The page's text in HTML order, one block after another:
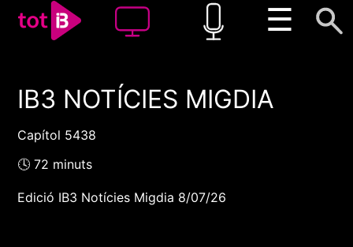
☰
00:00 00:00
IB3 NOTÍCIES MIGDIA
Capítol 5438
🕓 72 minuts
Edició IB3 Notícies Migdia 8/07/26